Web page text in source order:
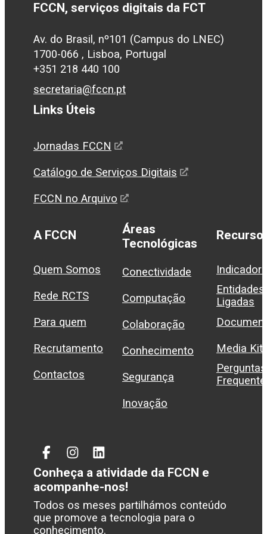
FCCN, serviços digitais da FCT
Av. do Brasil, nº101 (Campus do LNEC)
1700-066 , Lisboa, Portugal
+351 218 440 100
secretaria@fccn.pt
Links Úteis
Jornadas FCCN
Catálogo de Serviços Digitais
FCCN no Arquivo
A FCCN
Quem Somos
Rede RCTS
Para quem
Recrutamento
Contactos
Áreas
Tecnológicas
Conectividade
Computação
Colaboração
Conhecimento
Segurança
Inovação
Entidades
Ligadas
Media Kit
Perguntas
FacebookInstagram
Linked
In
Conheça a atividade da FCCN e
acompanhe-nos!
Todos os meses partilhámos conteúdo
que promove a tecnologia para o
conhecimento.